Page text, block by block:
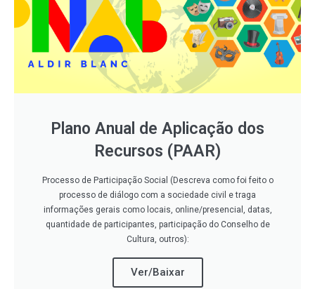
Plano Anual de Aplicação dos
Recursos (PAAR)
Processo de Participação Social (Descreva como foi feito o
processo de diálogo com a sociedade civil e traga
informações gerais como locais, online/presencial, datas,
quantidade de participantes, participação do Conselho de
Cultura, outros):
Ver/Baixar